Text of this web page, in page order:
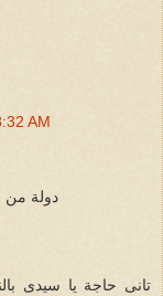
AM
دولة من
تانى حاجة يا سيدى